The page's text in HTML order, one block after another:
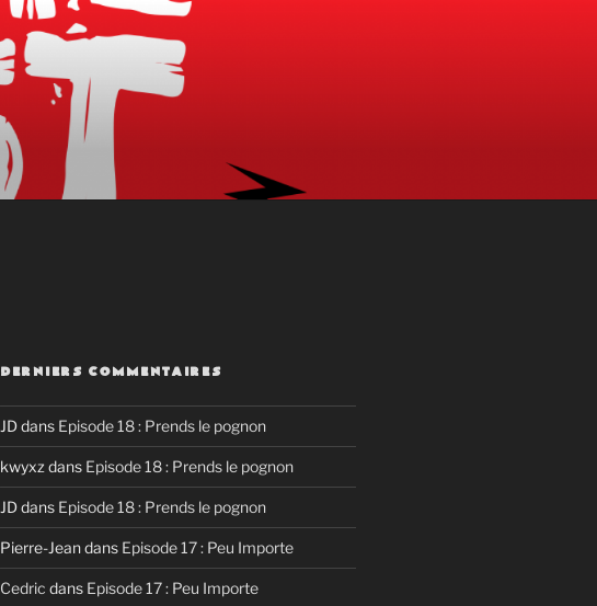
DERNIERS COMMENTAIRES
JDdans Episode 18 : Prends le pognon
kwyxz dans Episode 18 : Prends le pognon
JDdans Episode 18 : Prends le pognon
Pierre-Jeandans Episode 17 : Peu Importe
Cedric dans Episode 17 : Peu Importe